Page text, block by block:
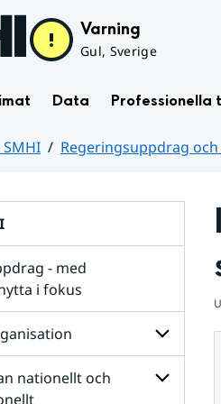
innehåll Varning
Gul, Sverige
Data Professionella
Regeringsuppdrag
- med
i fokus
Undersidor
nationellt och
för
Regeringsuppdrag
remissvar